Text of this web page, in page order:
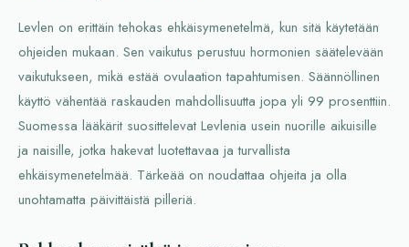
Levlen on erittäin tehokas ehkäisymenetelmä, kun sitä käytetään
ohjeiden mukaan. Sen vaikutus perustuu hormonien säätelevään
vaikutukseen, mikä estää ovulaation tapahtumisen. Säännöllinen
käyttö vähentää raskauden mahdollisuutta jopa yli 99 prosenttiin.
Suomessa lääkärit suosittelevat Levlenia usein nuorille aikuisille
ja naisille, jotka hakevat luotettavaa ja turvallista
ehkäisymenetelmää. Tärkeää on noudattaa ohjeita ja olla
unohtamatta päivittäistä pilleriä.